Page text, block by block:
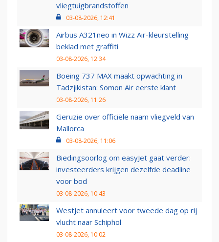
vliegtuigbrandstoffen
03-08-2026, 12:41
Airbus A321neo in Wizz Air-kleurstelling
beklad met graffiti
03-08-2026, 12:34
Boeing 737 MAX maakt opwachting in
Tadzjikistan: Somon Air eerste klant
03-08-2026, 11:26
Geruzie over officiële naam vliegveld van
Mallorca
03-08-2026, 11:06
Biedingsoorlog om easyJet gaat verder:
investeerders krijgen dezelfde deadline
voor bod
03-08-2026, 10:43
WestJet annuleert voor tweede dag op rij
vlucht naar Schiphol
03-08-2026, 10:02